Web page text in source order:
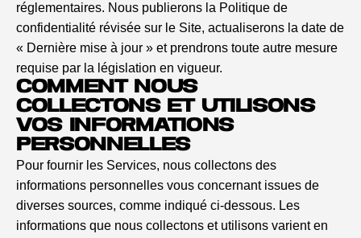
réglementaires. Nous publierons la Politique de
confidentialité révisée sur le Site, actualiserons la date de
« Dernière mise à jour » et prendrons toute autre mesure
requise par la législation en vigueur.
COMMENT NOUS
COLLECTONS ET UTILISONS
VOS INFORMATIONS
PERSONNELLES
Pour fournir les Services, nous collectons des
informations personnelles vous concernant issues de
diverses sources, comme indiqué ci-dessous. Les
informations que nous collectons et utilisons varient en